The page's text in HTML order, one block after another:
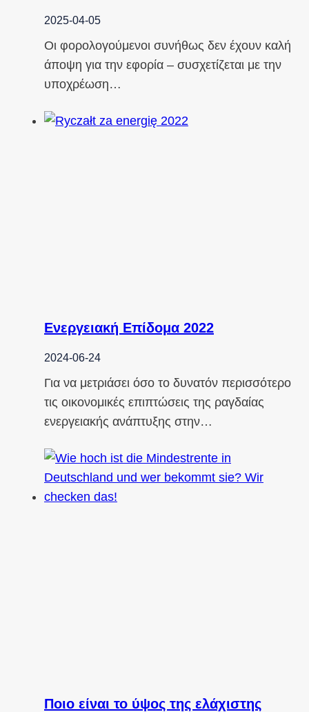
2025-04-05
Οι φορολογούμενοι συνήθως δεν έχουν καλή
άποψη για την εφορία – συσχετίζεται με την
υποχρέωση…
Ενεργειακή Επίδομα 2022
2024-06-24
Για να μετριάσει όσο το δυνατόν περισσότερο
τις οικονομικές επιπτώσεις της ραγδαίας
ενεργειακής ανάπτυξης στην…
Ποιο είναι το ύψος της ελάχιστης